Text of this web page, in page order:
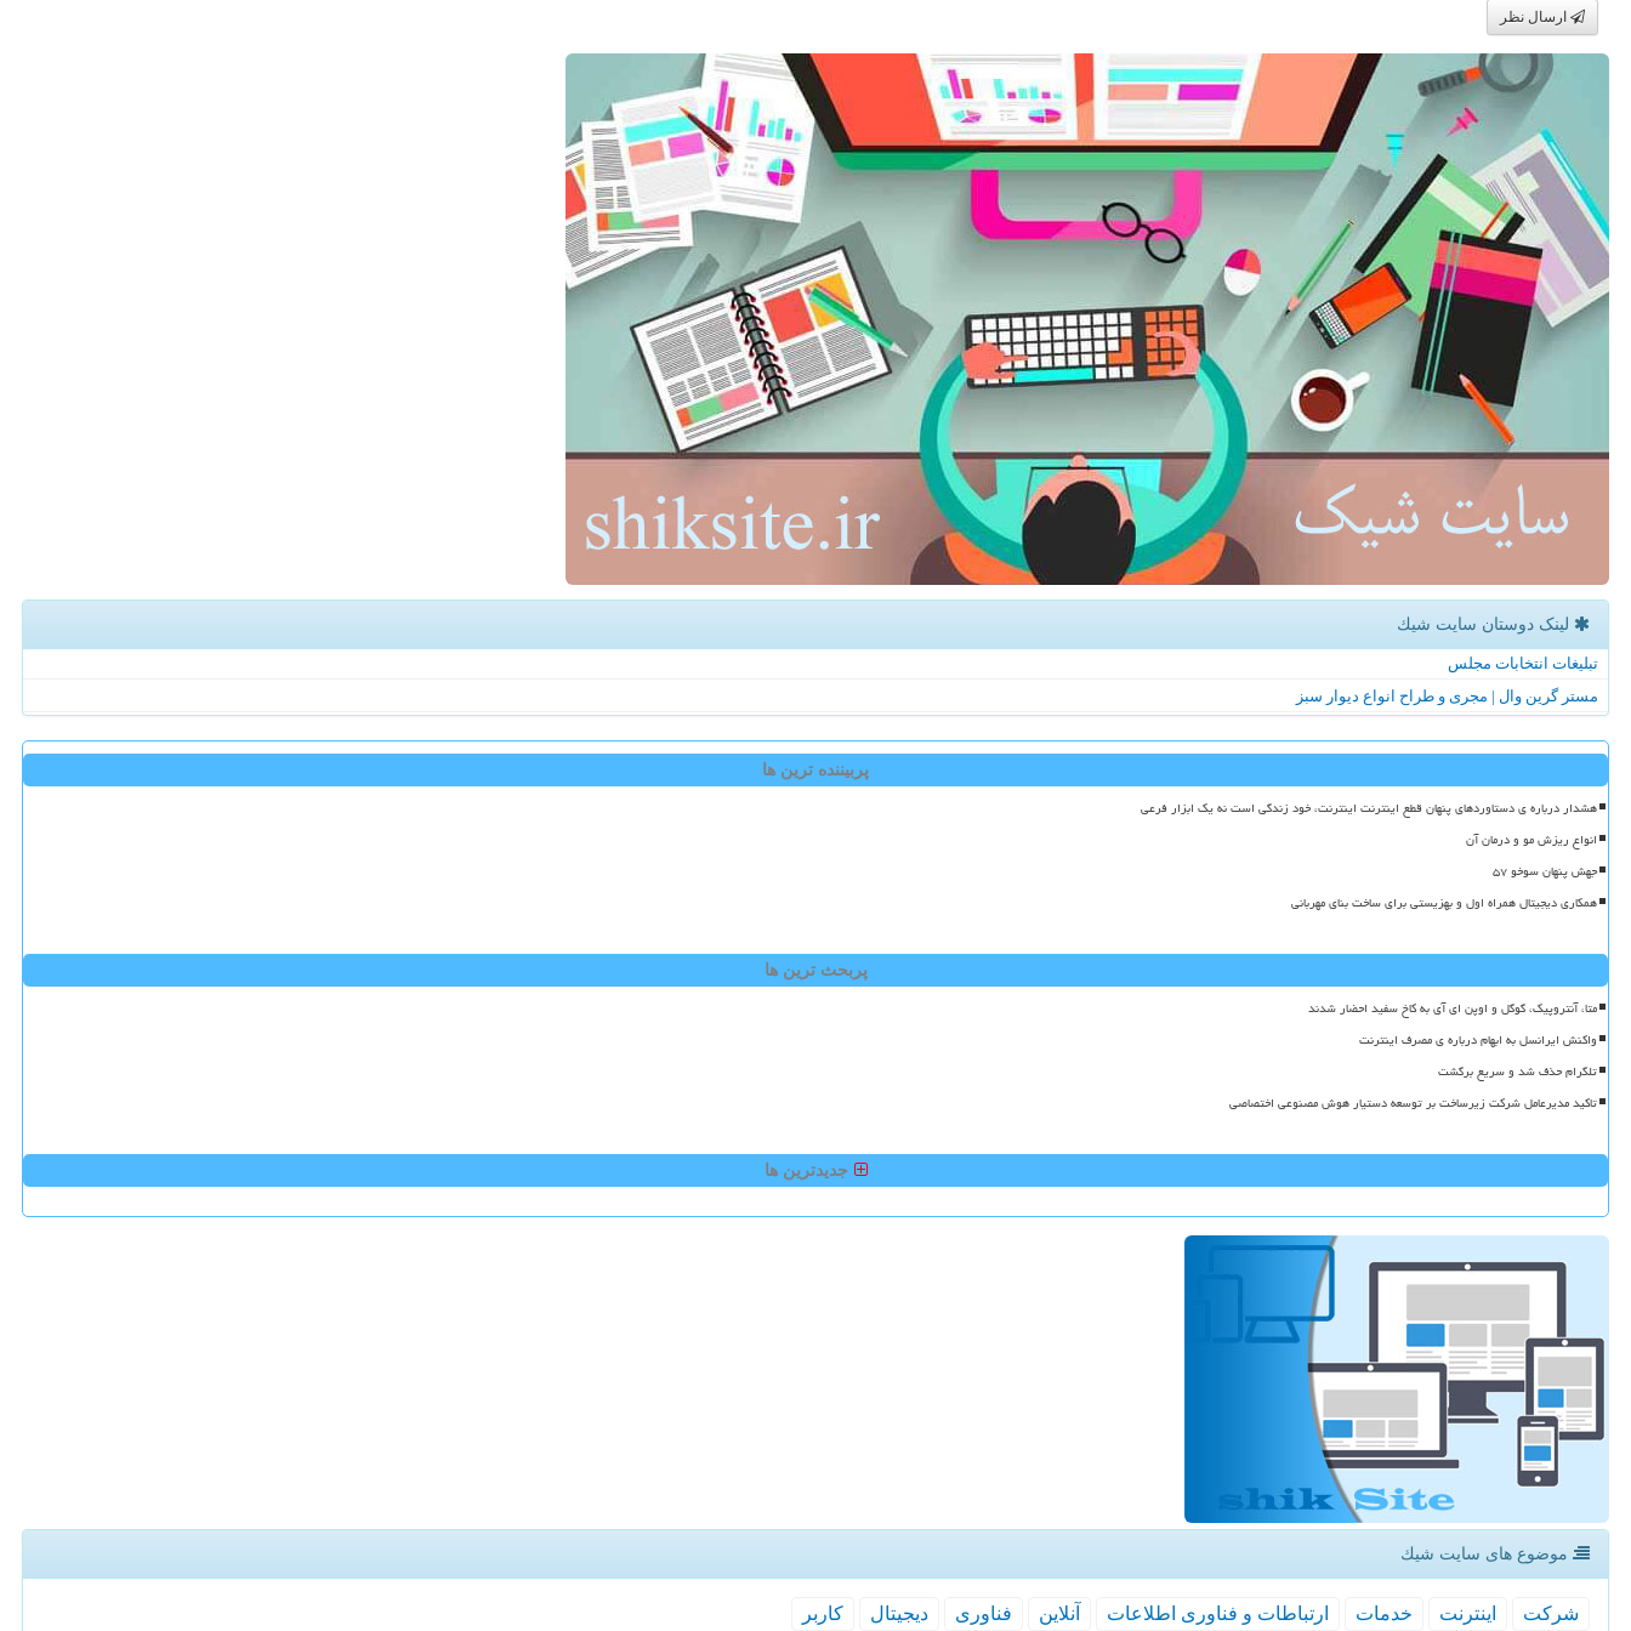
ارسال نظر
لینک دوستان سایت شیك
تبلیغات انتخابات مجلس
مستر گرین وال | مجری و طراح انواع دیوار سبز
پربیننده ترین ها
هشدار درباره ی دستاوردهای پنهان قطع اینترنت اینترنت، خود زندگی است نه یک ابزار فرعی
انواع ریزش مو و درمان آن
جهش پنهان سوخو ۵۷
همکاری دیجیتال همراه اول و بهزیستی برای ساخت بنای مهربانی
پربحث ترین ها
متا، آنتروپیک، گوگل و اوپن ای آی به کاخ سفید احضار شدند
واکنش ایرانسل به ابهام درباره ی مصرف اینترنت
تلگرام حذف شد و سریع برگشت
تاکید مدیرعامل شرکت زیرساخت بر توسعه دستیار هوش مصنوعی اختصاصی
جدیدترین ها
موضوع های سایت شیك
شركت اینترنت خدمات ارتباطات و فناوری اطلاعات آنلاین فناوری دیجیتال كاربر